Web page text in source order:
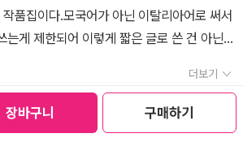
장바구니 구매하기
걸까.
해변에서 거대한 파도에 휩쓸려 사라지게
것도 아닌 것처럼 사라져버린 것에 마음이 아
이 아닌가 한다.인물들 하나하나에 애정을
에 안타까워하고, 생의 비참한 연애에 속 상
는 상황에 놓인 수드하에게 연민을 느꼈다. 아
만 그림체가 별로... 스타벅스에 안(x) 못(ㅇ)
했다. 2주간 출장을 왔다. 오면 책 많이 읽을
져오고 <밀크맨>도 샀지만, 오늘이 첫째날
책 읽고 싶은 마음이 전혀 안든다. 나는 어학
돌아갔을 것 같다... 한국말 할 사람이 한 명도
명도 <패스트 라이브즈>정말 정말 좋았다
것마냥 좋았다.'루시(다코타 존슨)'은 match
칭 매니저' 라고 표현되는데, 쉽게 말하면 결
. 회원들의 조건과 또 회원들이 원하는 이상형
와 저 여자를 소개시켜주는거다. 그래서 결
서 능력이 있다고 인정받게 되는 것. 루시는
리 <그저 좋은 사람> 래티샤 콜롱바니 <세
<두근두근 내 인생>의 불어판! 이거 굳이
들 중 가격이 젤루 비싼데, 그럼에도 불구하고
. 이걸로 끝이냐, 그렇지 않다. 새 책도 샀
에서 실비아 페데리치의 책을 보고 늠 이뻐서!
품집이다.모국어가 아닌 이탈리아어로 써서
는게 제한되어 이렇게 짧은 글로 쓴 건 아닌
46개의 단편 모음인데, 제일 긴 단편이 7페
의 질이 떨어지는 것은 아니다. 어느 페이지,
줌파 라히리 특유의 감성을 잘 느낄 수 있다.
문장이다 보니 더 임팩트 있게 표현되어 있
더보기